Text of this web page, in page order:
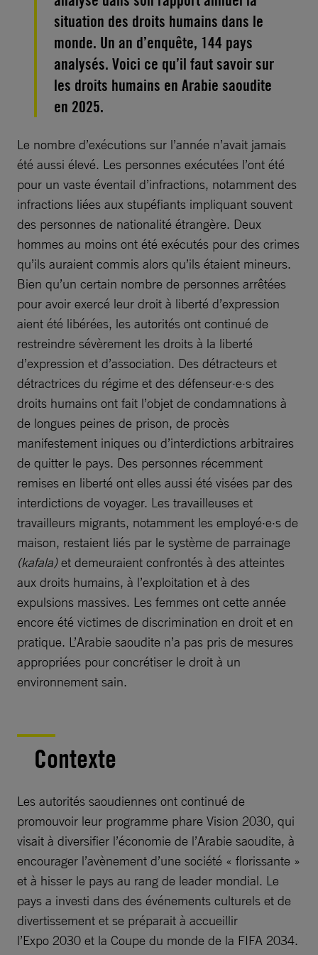
situation des droits humains dans le
monde. Un an d’enquête, 144 pays
analysés. Voici ce qu’il faut savoir sur
les droits humains en Arabie saoudite
en 2025.
Le nombre d’exécutions sur l’année n’avait jamais
été aussi élevé. Les personnes exécutées l’ont été
pour un vaste éventail d’infractions, notamment des
infractions liées aux stupéfiants impliquant souvent
des personnes de nationalité étrangère. Deux
hommes au moins ont été exécutés pour des crimes
qu’ils auraient commis alors qu’ils étaient mineurs.
Bien qu’un certain nombre de personnes arrêtées
pour avoir exercé leur droit à liberté d’expression
aient été libérées, les autorités ont continué de
restreindre sévèrement les droits à la liberté
d’expression et d’association. Des détracteurs et
détractrices du régime et des défenseur·e·s des
droits humains ont fait l’objet de condamnations à
de longues peines de prison, de procès
manifestement iniques ou d’interdictions arbitraires
de quitter le pays. Des personnes récemment
remises en liberté ont elles aussi été visées par des
interdictions de voyager. Les travailleuses et
travailleurs migrants, notamment les employé·e·s de
maison, restaient liés par le système de parrainage
(kafala)et demeuraient confrontés à des atteintes
aux droits humains, à l’exploitation et à des
expulsions massives. Les femmes ont cette année
encore été victimes de discrimination en droit et en
pratique. L’Arabie saoudite n’a pas pris de mesures
appropriées pour concrétiser le droit à un
environnement sain.
Contexte
Les autorités saoudiennes ont continué de
promouvoir leur programme phare Vision 2030, qui
visait à diversifier l’économie de l’Arabie saoudite, à
encourager l’avènement d’une société « florissante »
et à hisser le pays au rang de leader mondial. Le
pays a investi dans des événements culturels et de
divertissement et se préparait à accueillir
l’Expo 2030 et la Coupe du monde de la FIFA 2034.